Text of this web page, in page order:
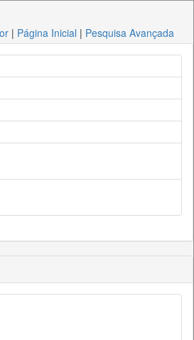
| Página Inicial | Pesquisa Avançada